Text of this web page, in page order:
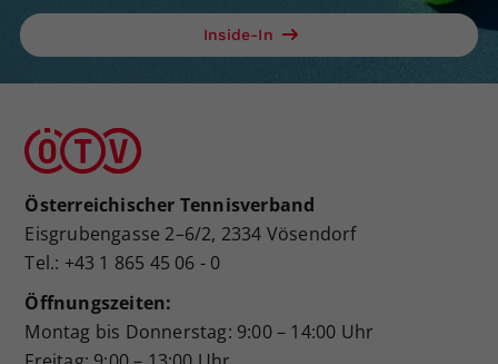
Inside-In
Österreichischer Tennisverband
Eisgrubengasse 2–6/2, 2334 Vösendorf
Tel.: +43 1 865 45 06 - 0
Öffnungszeiten:
Montag bis Donnerstag: 9:00 – 14:00 Uhr